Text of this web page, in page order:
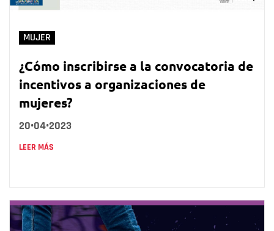
MUJER
¿Cómo inscribirse a la convocatoria de
incentivos a organizaciones de
mujeres?
20•04•2023
LEER MÁS